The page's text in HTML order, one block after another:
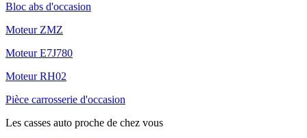
Bloc abs d'occasion
Moteur ZMZ
Moteur E7J780
Moteur RH02
Pièce carrosserie d'occasion
Les casses auto proche de chez vous